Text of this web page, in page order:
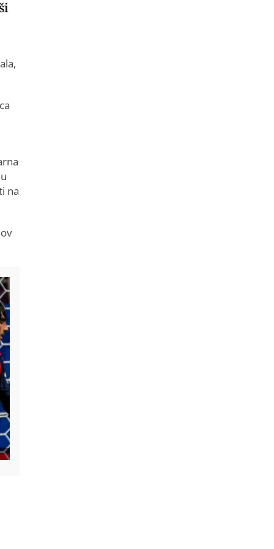
na